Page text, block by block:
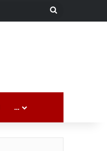
Search
…